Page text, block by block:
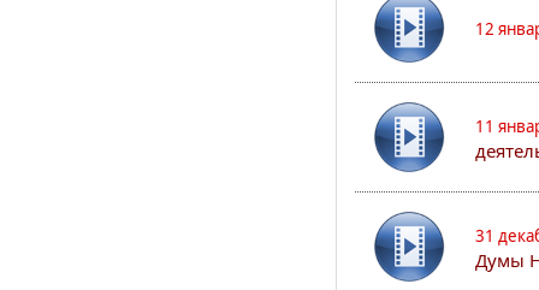
12
11
31
Думы